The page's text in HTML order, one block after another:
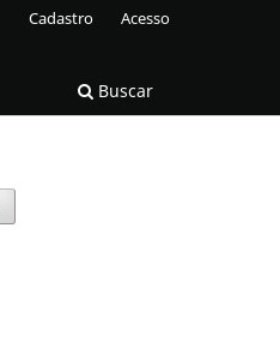
Buscar
Cadastro Acesso